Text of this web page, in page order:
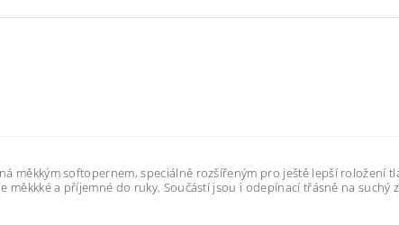
měkkým softopernem, speciálně rozšířeným pro ještě lepší roložení
měkkké a příjemné do ruky. Součástí jsou i odepínací třásně na suchý